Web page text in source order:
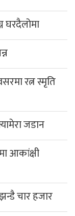
घरदैलोमा
रत्न स्मृति
जडान
आकांक्षी
चार हजार